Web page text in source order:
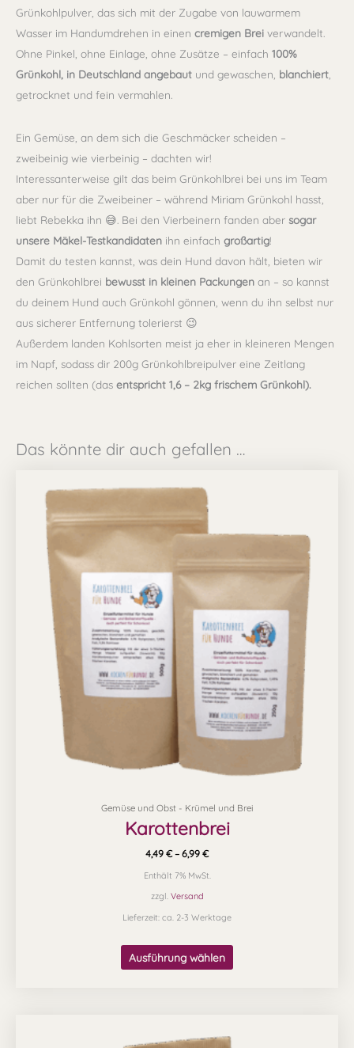
Grünkohlpulver, das sich mit der Zugabe von lauwarmem
Wasser im Handumdrehen in einen cremigen Brei verwandelt.
Ohne Pinkel, ohne Einlage, ohne Zusätze – einfach 100%
Grünkohl, in Deutschland angebaut und gewaschen, blanchiert
getrocknet und fein vermahlen.
Ein Gemüse, an dem sich die Geschmäcker scheiden –
zweibeinig wie vierbeinig – dachten wir!
Interessanterweise gilt das beim Grünkohlbrei bei uns im Team
aber nur für die Zweibeiner – während Miriam Grünkohl hasst,
liebt Rebekka ihn 😅 . Bei den Vierbeinern fanden aber sogar
unsere Mäkel-Testkandidaten ihn einfach großartig!
Damit du testen kannst, was dein Hund davon hält, bieten wir
den Grünkohlbrei bewusst in kleinen Packungen an – so kannst
du deinem Hund auch Grünkohl gönnen, wenn du ihn selbst nur
aus sicherer Entfernung tolerierst 😉
Außerdem landen Kohlsorten meist ja eher in kleineren Mengen
im Napf, sodass dir 200g Grünkohlbreipulver eine Zeitlang
reichen sollten (das entspricht 1,6 – 2kg frischem Grünkohl).
Das könnte dir auch gefallen …
Gemüse und Obst - Krümel und Brei
Karottenbrei
4,49 € – 6,99 €
6,99 €
Enthält 7% MwSt.
zzgl. Versand
Lieferzeit: ca. 2-3 Werktage
Ausführung wählen
mehrere
Varianten
Optionen
können
auf
der
Produktseite
gewählt